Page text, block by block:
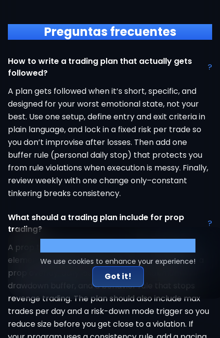
Preguntas frecuentes
How to write a trading plan that actually gets
followed?
?
A plan gets followed when it’s short, specific, and
designed for your worst emotional state, not your
best. Use one setup, define entry and exit criteria in
plain language, and lock in a fixed risk per trade so
you don’t improvise after losses. Then add one
buffer rule (personal daily stop) that protects you
from rule violations when execution is messy. Finally,
review weekly with one change only–constant
tinkering breaks consistency.
What should a trading plan include for prop
trading?
?
A prop trading plan should include the normal
elements (setup, entry criteria, exit criteria), plus a
prop overlay: daily loss limit buffer, maximum
drawdown buffer, and a behavior rule that stops
revenge trading. The plan should also include max
trades per day and a risk-down mode trigger so you
reduce size before you get close to a violation. If
We use cookies to enhance your experience!
Got it!